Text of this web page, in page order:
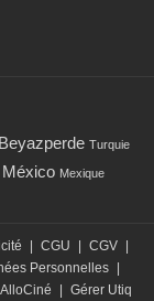
Beyazperde Turquie
Mexique
CGU CGV
Personnelles
Gérer Utiq